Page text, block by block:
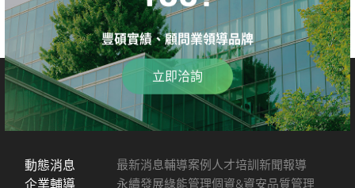
豐碩實績、顧問業領導品牌
立即洽詢
動態消息 最新消息輔導案例 人才培訓新聞報導
企業輔導 永續發展綠能管理個資&資安品質管理